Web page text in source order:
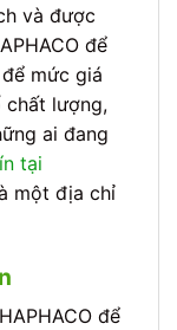
và được
để
mức giá
chất lượng,
ai đang
tại
một địa chỉ
để